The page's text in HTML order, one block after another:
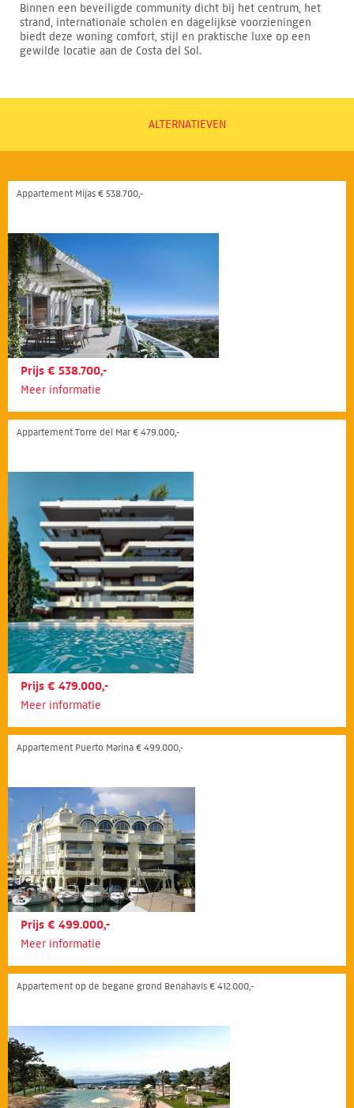
Binnen een beveiligde community dicht bij het centrum, het
strand, internationale scholen en dagelijkse voorzieningen
biedt deze woning comfort, stijl en praktische luxe op een
gewilde locatie aan de Costa del Sol.
ALTERNATIEVEN
Appartement Mijas € 538.700,-
Prijs € 538.700,-
Meer informatie
Appartement Torre del Mar € 479.000,-
Prijs € 479.000,-
Meer informatie
Appartement Puerto Marina € 499.000,-
Prijs € 499.000,-
Meer informatie
Appartement op de begane grond Benahavís € 412.000,-